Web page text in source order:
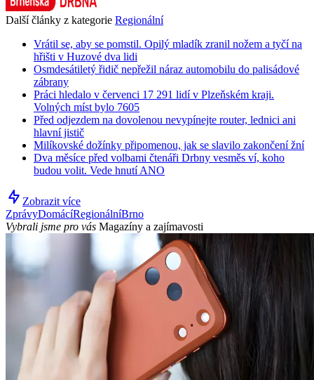
Další články z kategorie Regionální
Vrátil se, aby se pomstil. Opilý mladík zranil nožem a tyčí na
hřišti v Huzové dva lidi
Osmdesátiletý řidič nepřežil náraz automobilu do palisádové
zábrany
Práci hledalo v červenci 17 291 lidí v Plzeňském kraji.
Volných míst bylo 7605
Před odjezdem na dovolenou nevypínejte router, lednici ani
hlavní jistič
Milíkovské dožínky připomenou, jak se slavilo zakončení žní
Dva měsíce před volbami čtenáři Drbny vesměs ví, koho
budou volit. Vede hnutí ANO
Zobrazit více
ZprávyDomácíRegionálníBrno
Vybrali jsme pro vás Magazíny a zajímavosti